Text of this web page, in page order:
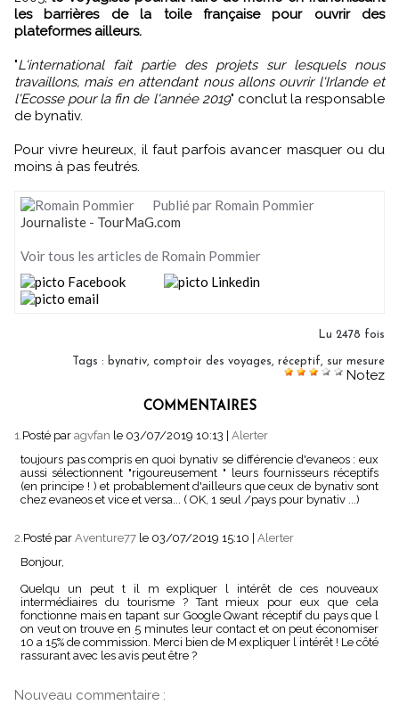
les barrières de la toile française pour ouvrir des
plateformes ailleurs.
"L'international fait partie des projets sur lesquels nous
travaillons, mais en attendant nous allons ouvrir l'Irlande et
l'Ecosse pour la fin de l'année 2019" conclut la responsable
de bynativ.
Pour vivre heureux, il faut parfois avancer masquer ou du
moins à pas feutrés.
Publié par Romain Pommier
Journaliste - TourMaG.com
Voir tous les articles de Romain Pommier
Lu 2478 fois
Tags : bynativ, comptoir des voyages, réceptif, sur mesure
Notez
COMMENTAIRES
1.Posté par agvfan le 03/07/2019 10:13
Alerter
toujours pas compris en quoi bynativ se différencie d'evaneos : eux
aussi sélectionnent "rigoureusement " leurs fournisseurs réceptifs
(en principe ! ) et probablement d'ailleurs que ceux de bynativ sont
chez evaneos et vice et versa... ( OK, 1 seul /pays pour bynativ ...)
2.Posté par Aventure77 le 03/07/2019 15:10
Alerter
Bonjour,
Quelqu un peut t il m expliquer l intérêt de ces nouveaux
intermédiaires du tourisme ? Tant mieux pour eux que cela
fonctionne mais en tapant sur Google Qwant réceptif du pays que l
on veut on trouve en 5 minutes leur contact et on peut économiser
10 a 15% de commission. Merci bien de M expliquer l intérêt ! Le côté
rassurant avec les avis peut être ?
Nouveau commentaire :